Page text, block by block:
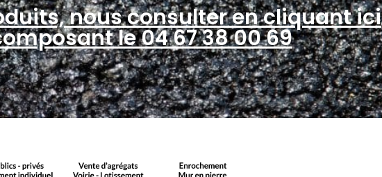
nous consulter en cliquant ici
le 04 67 38 00 69